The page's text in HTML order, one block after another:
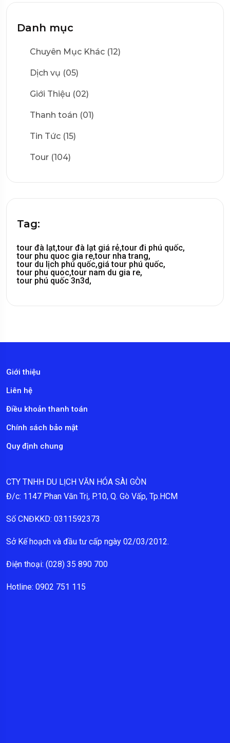
Danh mục
Chuyên Mục Khác (12)
Dịch vụ (05)
Giới Thiệu (02)
Thanh toán (01)
Tin Tức (15)
Tour (104)
Tag:
tour đà lạt,tour đà lạt giá rẻ,tour đi phú quốc,
tour phu quoc gia re,tour nha trang,
tour du lịch phú quốc,giá tour phú quốc,
tour phu quoc,tour nam du gia re,
tour phú quốc 3n3d,
Giới thiệu
Liên hệ
Điều khoản thanh toán
Chính sách bảo mật
Quy định chung
CTY TNHH DU LỊCH VĂN HÓA SÀI GÒN
Đ/c: 1147 Phan Văn Trị, P.10, Q. Gò Vấp, Tp.HCM
Số CNĐKKD: 0311592373
Sở Kế hoạch và đầu tư cấp ngày 02/03/2012.
Điện thoại: (028) 35 890 700
Hotline: 0902 751 115